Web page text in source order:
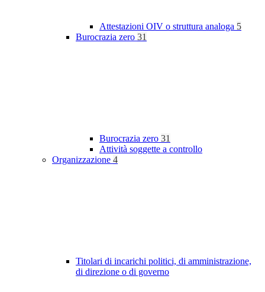
Attestazioni OIV o struttura analoga 5
Burocrazia zero 31
Burocrazia zero 31
Attività soggette a controllo
Organizzazione 4
Titolari di incarichi politici, di amministrazione,
di direzione o di governo